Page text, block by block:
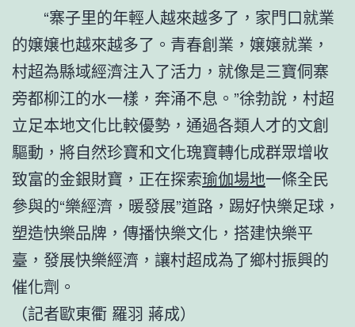
“寨子里的年輕人越來越多了，家門口就業
的嬢嬢也越來越多了。青春創業，嬢嬢就業，
村超為縣域經濟注入了活力，就像是三寶侗寨
旁都柳江的水一樣，奔涌不息。”徐勃說，村超
立足本地文化比較優勢，通過各類人才的文創
驅動，將自然珍寶和文化瑰寶轉化成群眾增收
致富的金銀財寶，正在探索瑜伽場地一條全民
參與的“樂經濟，暖發展”道路，踢好快樂足球，
塑造快樂品牌，傳播快樂文化，搭建快樂平
臺，發展快樂經濟，讓村超成為了鄉村振興的
催化劑。
（記者歐東衢 羅羽 蔣成）